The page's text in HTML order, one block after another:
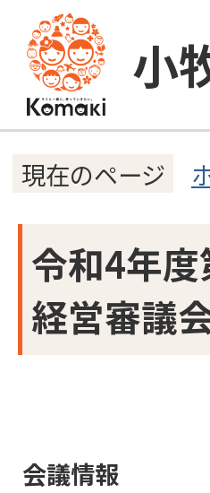
小
現在のページ
令和4年
経営審議
会議情報